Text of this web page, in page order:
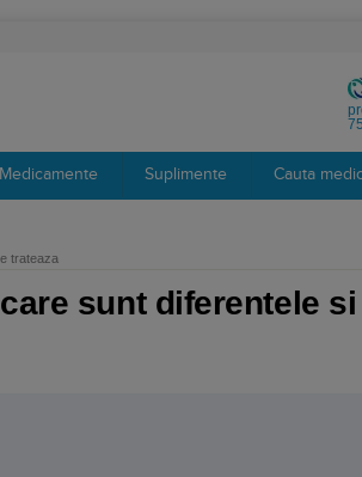
Medicamente Suplimente Cauta
trateaza
sunt diferentele